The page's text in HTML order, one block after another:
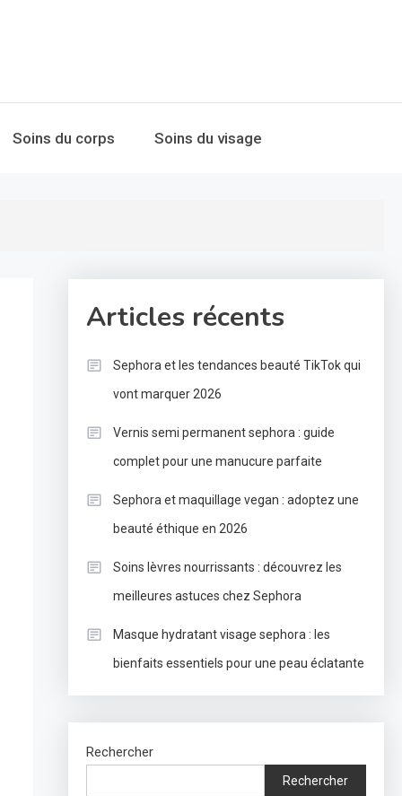
Soins du corps Soins du visage
Articles récents
Sephora et les tendances beauté TikTok qui
vont marquer 2026
Vernis semi permanent sephora : guide
complet pour une manucure parfaite
Sephora et maquillage vegan : adoptez une
beauté éthique en 2026
Soins lèvres nourrissants : découvrez les
meilleures astuces chez Sephora
Masque hydratant visage sephora : les
bienfaits essentiels pour une peau éclatante
Rechercher
Rechercher